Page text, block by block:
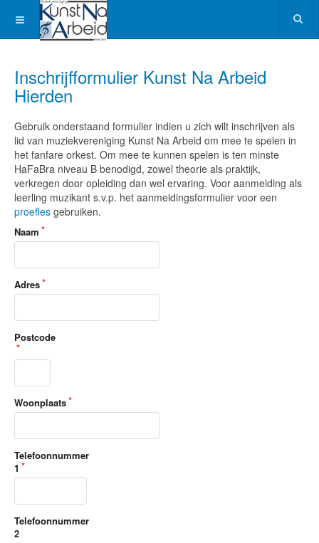
Inschrijfformulier Kunst Na Arbeid
Hierden
Gebruik onderstaand formulier indien u zich wilt inschrijven als
lid van muziekvereniging Kunst Na Arbeid om mee te spelen in
het fanfare orkest. Om mee te kunnen spelen is ten minste
HaFaBra niveau B benodigd, zowel theorie als praktijk,
verkregen door opleiding dan wel ervaring. Voor aanmelding als
leerling muzikant s.v.p. het aanmeldingsformulier voor een
proefles gebruiken.
Naam
Adres
Postcode
Woonplaats
Telefoonnummer
1
Telefoonnummer
2